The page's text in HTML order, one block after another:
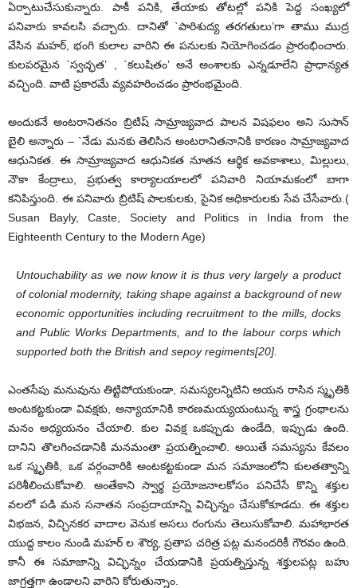
ఏర్పాటుచేసుకున్నారు. పాకీ పనికి, తేయాకు తోటల్లో పనికి పెద్ద సంఖ్యలో
పనివారు కావలసి వచ్చారు. దానితో `పారిశుద్య తరగతులు’గా తాము ముద్ర
వేసిన మహర్, భంగి కులాల వారిని ఈ పనులకు నియోగించడం ప్రారంభించారు.
కులపరమైన `స్వచ్ఛత’ , `కలుషితం’ అనే అంశాలకు ఎన్నడూలేని ప్రాధాన్యత
వచ్చింది. వాటి ప్రకారమే వ్యవహరించడం ప్రారంభమైంది.
అందుకనే అంటరానితనం బ్రిటిష్ సామ్రాజ్యవాద పాలన విషఫలం అని సుసాన్
బైలి అన్నారు – `నేడు మనకు తెలిసిన అంటరానితనానికి కారణం సామ్రాజ్యవాద
ఆధునికత. ఈ సామ్రాజ్యవాద ఆధునికత నూతన ఆర్థిక అవకాశాలు, మిల్లులు,
నౌకా కేంద్రాలు, ప్రభుత్వ కార్యాలయాలలో పనివారి నియామకంలో బాగా
కనిపిస్తుంది. ఈ పనివారు బ్రిటిష్ పాలకులకు, సైనిక అధికారులకు సేవ చేసేవారు.(
Susan Bayly, Caste, Society and Politics in India from the
Eighteenth Century to the Modern Age)
Untouchability as we now know it is thus very largely a product
of colonial modernity, taking shape against a background of new
economic opportunities including recruitment to the mills, docks
and Public Works Departments, and to the labour corps which
supported both the British and sepoy regiments[20].
ఎంతసేపు మనువును తిట్టిపోయకుండా, సమస్యలన్నిటిని ఆయన రాసిన స్మృతికి
అంటకట్టకుండా వివక్షకు, అన్యాయానికి కారణమయ్యయంటున్న శాస్త్ర గ్రంథాలను
మనం అధ్యయనం చేయాలి. కుల వివక్ష ఒకప్పుడు ఉండేది, ఇప్పుడు ఉంది.
దానిని తొలగించడానికి మనమంతా ప్రయత్నించాలి. అయితే సమస్యను కేవలం
ఒక స్మృతికి, ఒక వర్గంవారికి అంటకట్టకుండా మన సమాజంలోని కులతత్వాన్ని
పరిశీలించుకోవాలి. అంతేకాని స్వార్థ ప్రయోజనాలకోసం పనిచేసే కొన్ని శక్తుల
వలలో పడి మన సనాతన సంప్రదాయాన్ని విచ్ఛిన్నం చేసుకోకూడదు. ఈ శక్తుల
విభజన, విచ్చినకర వాదాల వెనుక అసలు రంగును తెలుసుకోవాలి. మహాభారత
యుద్ద కాలం నుండి మహర్ ల శౌర్య, ప్రతాప చరిత్ర పట్ల మనందరికీ గౌరవం ఉంది.
కానీ ఈ సమాజాన్ని విచ్ఛిన్నం చేయడానికి ప్రయత్నిస్తున్న శక్తులపట్ల బహు
జాగ్రత్తగా ఉండాలని వారిని కోరుతున్నాం.